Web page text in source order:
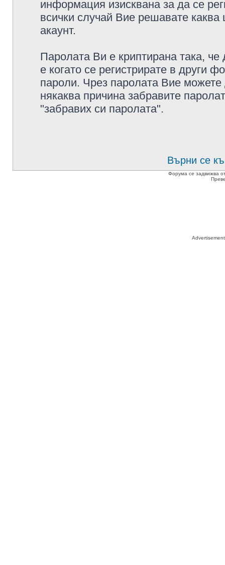
информация изисквана за да се
всички случай Вие решавате
акаунт.
Паролата Ви е криптирана така,
е когато се регистрирате в други
пароли. Чрез паролата Вие можете
някаква причина забравите
"забравих си паролата".
Върни се
Форума се задвижва